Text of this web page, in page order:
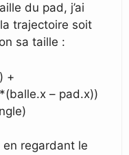
du pad, j’ai
trajectoire soit
sa taille :
+
– pad.x))
regardant le